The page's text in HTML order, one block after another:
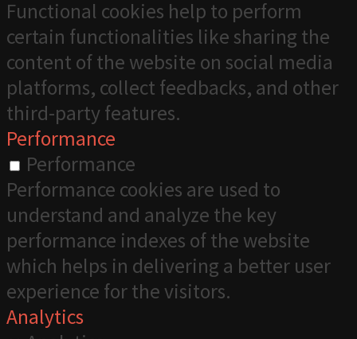
Functional cookies help to perform
certain functionalities like sharing the
content of the website on social media
platforms, collect feedbacks, and other
third-party features.
Performance
Performance
Performance cookies are used to
understand and analyze the key
performance indexes of the website
which helps in delivering a better user
experience for the visitors.
Analytics